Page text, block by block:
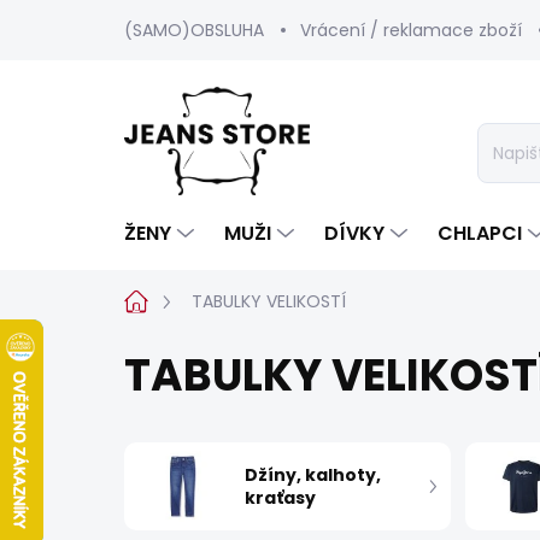
(SAMO)OBSLUHA Vrácení / reklamace zboží
ŽENY MUŽI DÍVKY CHLAPCI
DomůTABULKY VELIKOSTÍ
TABULKY
Džíny, kalhoty,
kraťasy